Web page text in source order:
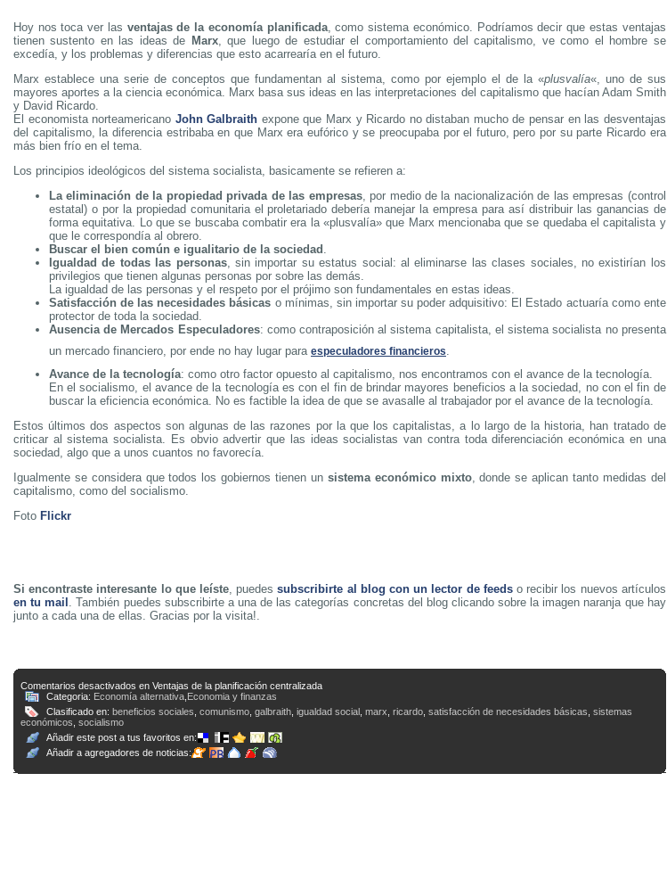
Hoy nos toca ver las ventajas de la economía planificada, como sistema económico. Podríamos decir que estas ventajas
tienen sustento en las ideas de Marx, que luego de estudiar el comportamiento del capitalismo, ve como el hombre se
excedía, y los problemas y diferencias que esto acarrearía en el futuro.
Marx establece una serie de conceptos que fundamentan al sistema, como por ejemplo el de la «plusvalía«, uno de sus
mayores aportes a la ciencia económica. Marx basa sus ideas en las interpretaciones del capitalismo que hacían Adam Smith
y David Ricardo.
El economista norteamericano John Galbraith expone que Marx y Ricardo no distaban mucho de pensar en las desventajas
del capitalismo, la diferencia estribaba en que Marx era eufórico y se preocupaba por el futuro, pero por su parte Ricardo era
más bien frío en el tema.
Los principios ideológicos del sistema socialista, basicamente se refieren a:
La eliminación de la propiedad privada de las empresas, por medio de la nacionalización de las empresas (control
estatal) o por la propiedad comunitaria el proletariado debería manejar la empresa para así distribuir las ganancias de
forma equitativa. Lo que se buscaba combatir era la «plusvalía» que Marx mencionaba que se quedaba el capitalista y
que le correspondía al obrero.
Buscar el bien común e igualitario de la sociedad .
Igualdad de todas las personas, sin importar su estatus social: al eliminarse las clases sociales, no existirían los
privilegios que tienen algunas personas por sobre las demás.
La igualdad de las personas y el respeto por el prójimo son fundamentales en estas ideas.
Satisfacción de las necesidades básicas o mínimas, sin importar su poder adquisitivo: El Estado actuaría como ente
protector de toda la sociedad.
Ausencia de Mercados Especuladores: como contraposición al sistema capitalista, el sistema socialista no presenta
un mercado financiero, por ende no hay lugar para especuladores financieros.
Avance de la tecnología: como otro factor opuesto al capitalismo, nos encontramos con el avance de la tecnología.
En el socialismo, el avance de la tecnología es con el fin de brindar mayores beneficios a la sociedad, no con el fin de
buscar la eficiencia económica. No es factible la idea de que se avasalle al trabajador por el avance de la tecnología.
Estos últimos dos aspectos son algunas de las razones por la que los capitalistas, a lo largo de la historia, han tratado de
criticar al sistema socialista. Es obvio advertir que las ideas socialistas van contra toda diferenciación económica en una
sociedad, algo que a unos cuantos no favorecía.
Igualmente se considera que todos los gobiernos tienen un sistema económico mixto, donde se aplican tanto medidas del
capitalismo, como del socialismo.
Foto Flickr
Si encontraste interesante lo que leíste, puedessubscribirte al blog con un lector de feedso recibir los nuevos artículos
en tu mail . También puedes subscribirte a una de las categorías concretas del blog clicando sobre la imagen naranja que hay
junto a cada una de ellas. Gracias por la visita!.
Comentarios desactivados en Ventajas de la planificación centralizada
Categoria: Economía alternativa Economia y finanzas
Clasificado en: beneficios sociales comunismo galbraith igualdad social marx ricardo satisfacción de necesidades básicas sistemas
económicos socialismo
Añadir este post a tus favoritos en:
Añadir a agregadores de noticias: